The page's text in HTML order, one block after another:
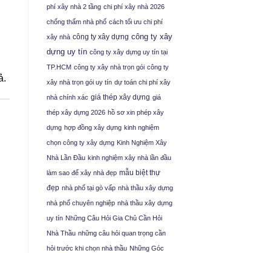
phí xây nhà 2 tầng chi phí xây nhà 2026
chống thấm nhà phố cách tối ưu chi phí
xây nhà công ty xây dựng công ty xây
dựng uy tín công ty xây dựng uy tín tại
TP.HCM công ty xây nhà trọn gói công ty
xây nhà trọn gói uy tín dự toán chi phí xây
nhà chính xác giá thép xây dựng giá
thép xây dựng 2026 hồ sơ xin phép xây
dựng hợp đồng xây dựng kinh nghiệm
chọn công ty xây dựng Kinh Nghiệm Xây
Nhà Lần Đầu kinh nghiệm xây nhà lần đầu
làm sao để xây nhà đẹp mẫu biệt thự
đẹp nhà phố tại gò vấp nhà thầu xây dựng
nhà phố chuyên nghiệp nhà thầu xây dựng
uy tín Những Câu Hỏi Gia Chủ Cần Hỏi
Nhà Thầu những câu hỏi quan trọng cần
hỏi trước khi chọn nhà thầu Những Góc